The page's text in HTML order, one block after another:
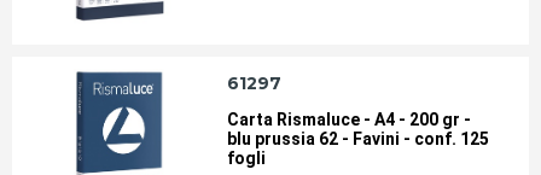
ROTOLI PER POS
ROTOLI PER TACHIGRAFI
DIGITALI
61297
Carta Rismaluce - A4 - 200 gr -
blu prussia 62 - Favini - conf. 125
fogli